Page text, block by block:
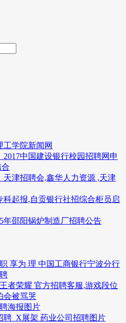
工学院新闻网
中国建设银行校园招聘网申
天津招聘会,鑫华人力资源 ,天津
科起报,自贡银行社招综合柜员启
年邵阳锅炉制造厂招聘公告
享为 理 中国工商银行宁波分行
者荣耀 官方招聘客服,游戏段位
会被骂哭
海报图片
聘_X展架 药业公司招聘图片